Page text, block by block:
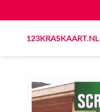
to
123KRASKAART.NL